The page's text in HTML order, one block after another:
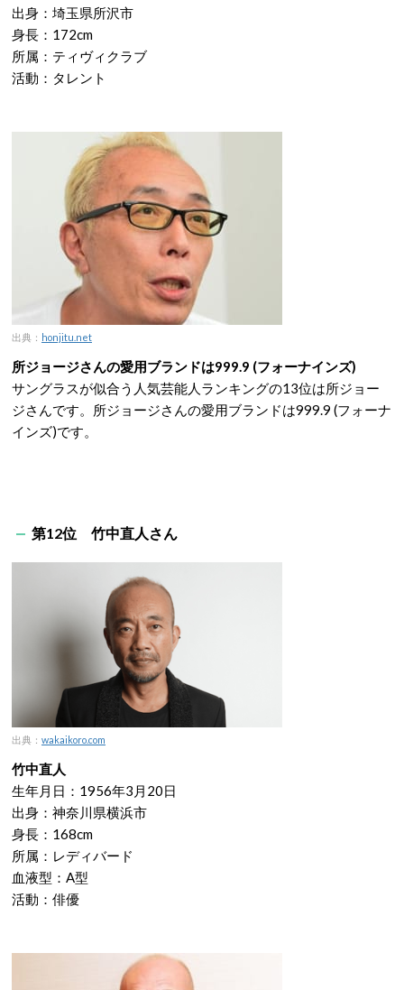
出身：埼玉県所沢市
身長：172cm
所属：ティヴィクラブ
活動：タレント
出典： honjitu.net
所ジョージさんの愛用ブランドは999.9 (フォーナインズ)
サングラスが似合う人気芸能人ランキングの13位は所ジョー
ジさんです。所ジョージさんの愛用ブランドは999.9 (フォーナ
インズ)です。
第12位 竹中直人さん
出典： wakaikoro.com
竹中直人
生年月日：1956年3月20日
出身：神奈川県横浜市
身長：168cm
所属：レディバード
血液型：A型
活動：俳優